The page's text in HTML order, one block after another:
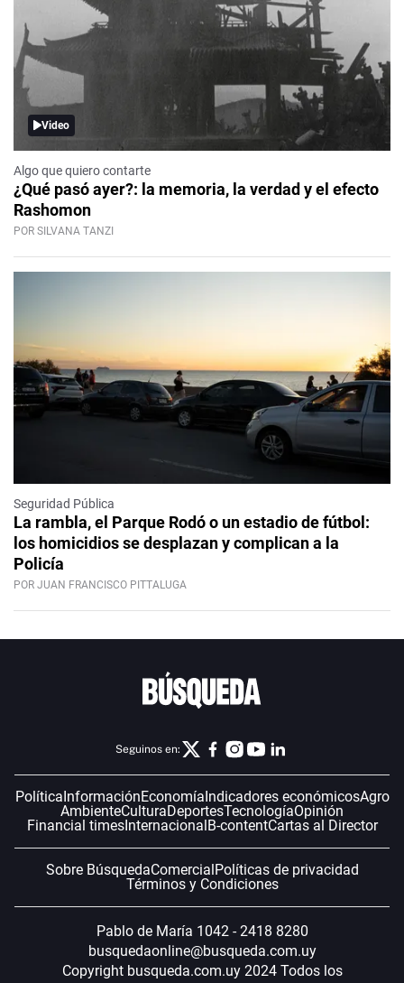
Video
Algo que quiero contarte
¿Qué pasó ayer?: la memoria, la verdad y el efecto
Rashomon
POR SILVANA TANZI
Seguridad Pública
La rambla, el Parque Rodó o un estadio de fútbol:
los homicidios se desplazan y complican a la
Policía
POR JUAN FRANCISCO PITTALUGA
Seguinos en:
PolíticaInformaciónEconomíaIndicadores económicosAgro
AmbienteCulturaDeportesTecnologíaOpinión
Financial timesInternacionalB-contentCartas al Director
Sobre BúsquedaComercialPolíticas de privacidad
Términos y Condiciones
Pablo de María 1042 - 2418 8280
busquedaonline@busqueda.com.uy
Copyright busqueda.com.uy 2024 Todos los